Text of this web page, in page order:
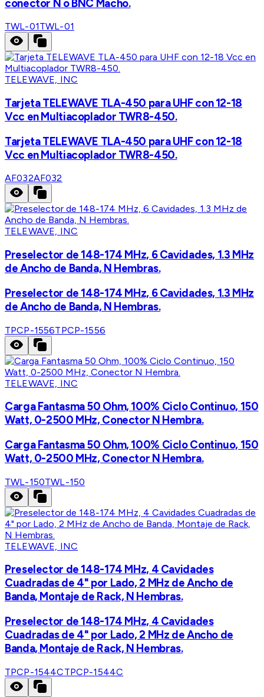
conector N o BNC Macho.
TWL-01TWL-01
TELEWAVE, INC
Tarjeta TELEWAVE TLA-450 para UHF con 12-18
Vcc en Multiacoplador TWR8-450.
Tarjeta TELEWAVE TLA-450 para UHF con 12-18
Vcc en Multiacoplador TWR8-450.
AF032AF032
TELEWAVE, INC
Preselector de 148-174 MHz, 6 Cavidades, 1.3 MHz
de Ancho de Banda, N Hembras.
Preselector de 148-174 MHz, 6 Cavidades, 1.3 MHz
de Ancho de Banda, N Hembras.
TPCP-1556TPCP-1556
TELEWAVE, INC
Carga Fantasma 50 Ohm, 100% Ciclo Continuo, 150
Watt, 0-2500 MHz, Conector N Hembra.
Carga Fantasma 50 Ohm, 100% Ciclo Continuo, 150
Watt, 0-2500 MHz, Conector N Hembra.
TWL-150TWL-150
TELEWAVE, INC
Preselector de 148-174 MHz, 4 Cavidades
Cuadradas de 4" por Lado, 2 MHz de Ancho de
Banda, Montaje de Rack, N Hembras.
Preselector de 148-174 MHz, 4 Cavidades
Cuadradas de 4" por Lado, 2 MHz de Ancho de
Banda, Montaje de Rack, N Hembras.
TPCP-1544CTPCP-1544C